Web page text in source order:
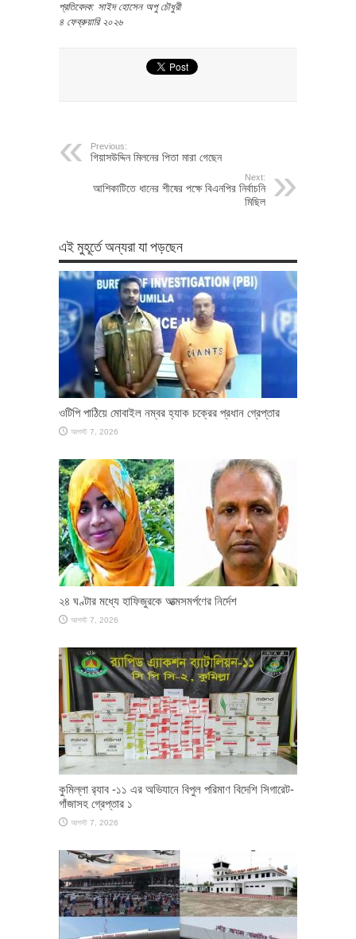
প্রতিবেদক: সাইদ হোসেন অপু চৌধুরী
৪ ফেব্রুয়ারি ২০২৬
Previous:
গিয়াসউদ্দিন মিলনের পিতা মারা গেছেন
Next:
আশিকাটিতে ধানের শীষের পক্ষে বিএনপির নির্বাচনি
মিছিল
এই মুহূর্তে অন্যরা যা পড়ছেন
ওটিপি পাঠিয়ে মোবাইল নম্বর হ্যাক চক্রের প্রধান গ্রেপ্তার
আগস্ট 7, 2026
২৪ ঘণ্টার মধ্যে হাফিজুরকে আত্মসমর্পণের নির্দেশ
আগস্ট 7, 2026
কুমিল্লা র‌্যাব -১১ এর অভিযানে বিপুল পরিমাণ বিদেশি সিগারেট-
গাঁজাসহ গ্রেপ্তার ১
আগস্ট 7, 2026